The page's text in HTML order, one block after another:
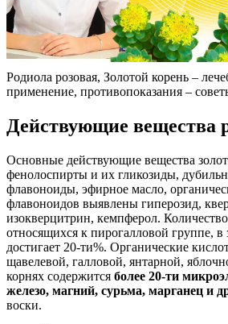
Родиола розовая, Золотой корень –
применение, противопоказания –
Действующие вещества
Основные действующие вещества
фенолоспирты и их гликозиды,
флавоноиды, эфирное масло,
флавоноидов выявлены гиперозид,
изокверцитрин, кемпферол.
относящихся к пирогалловой группе, в
достигает 20-ти%. Органические
щавелевой, галловой, янтарной,
корнях содержится более 20-ти
железо, магний, сурьма, марганец и
воски.